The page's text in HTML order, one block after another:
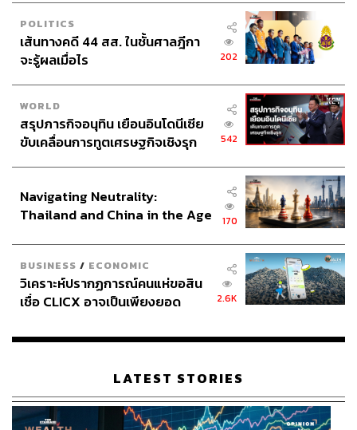
POLITICS
เส้นทางคดี 44 สส. ในชั้นศาลฎีกา
จะรู้ผลเมื่อไร
202
WORLD
สรุปภารกิจอนุทิน เยือนอินโดนีเซีย
ขับเคลื่อนการทูตเศรษฐกิจเชิงรุก
542
Navigating Neutrality:
Thailand and China in the Age
170
BUSINESS / ECONOMIC
วิเคราะห์ปรากฏการณ์คนแห่ขอสิน
เชื่อ CLICX อาจเป็นเพียงยอด
เรือนไทยที่ถูกซุกไว้
2.6K
LATEST STORIES